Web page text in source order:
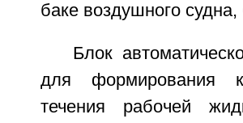
баке воздушного
Блок
для формирования
течения рабочей